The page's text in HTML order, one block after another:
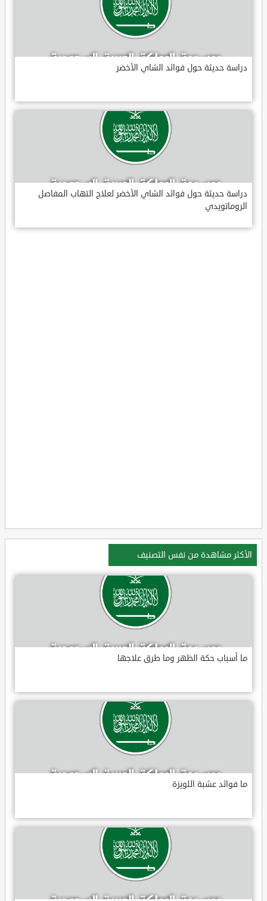
دراسة حديثة حول فوائد الشاي الأخضر
دراسة حديثة حول فوائد الشاي الأخضر لعلاج التهاب المفاصل
الروماتويدي
الأكثر مشاهدة من نفس التصنيف
ما أسباب حكة الظهر وما طرق علاجها
ما فوائد عشبة اللويزة